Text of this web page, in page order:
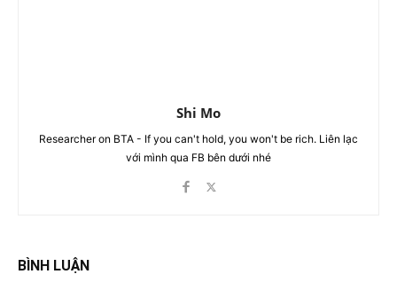
Shi Mo
Researcher on BTA - If you can't hold, you won't be rich. Liên lạc
với mình qua FB bên dưới nhé
BÌNH LUẬN